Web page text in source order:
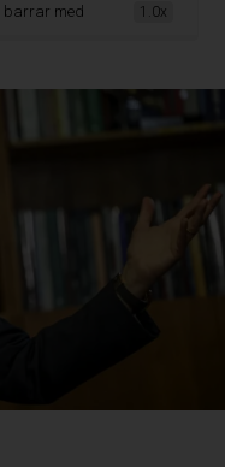
medidas do Congresso
1.0x